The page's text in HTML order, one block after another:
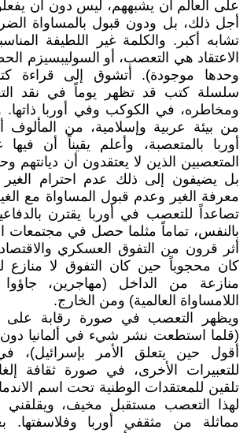
على العالم أن يشبههم، ليس دون أن
أجل ذلك، بل ودون قبول بالمساواة
تشابه أكبر. والكلمة غير اللطيفة
الاعتقاد هي التعصب، أو السوليبسيزم
وحدها موجودة). أتشوق إلى قراءة
سلسلة كتب قد تظهر يوماً في نقد
ومخاطره، في الكوكب وفي أوربا ذاتها.
من بيئة عربية وإسلامية، من
أوربا بالمتعصبة، وأعلم يقيناً أن
المتعصبين الذين لا يعتقدون أن ديانتهم
بل يضيفون إلى ذلك عدم احترام
معرفة الغير وعدم قبول المساواة مع
تصاعداً للتعصب في أوربا يقترن
بالنفس، تماماً مثلما حصل في مجتمعات
أثر قرون من التفوق العسكري
كان محجوباً حين كان التفوق لا منازع
منازعة من الداخل (مهاجرين،
اللامساواة العالمية) ومن الخارج.
ويظهر التعصب في صورة رقابة على
(قلما استطعت نشر شيء في ألمانيا
أقول حين يتعلق الأمر
للتعبيرات الأخرى، في صورة ثقافة
تلقين للمعتقدات الوطنية تحت اسم
لهذا التعصب مستقبل مخيف، ويقلقني
مماثلة من مثقفي أوربا